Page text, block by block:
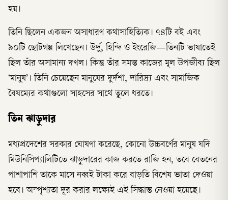
হয়।
তিনি ছিলেন একজন অসাধারণ কথাসাহিত্যিক। ৭৪টি বই এবং
৯০টি ছোটগল্প লিখেছেন। উর্দু, হিন্দি ও ইংরেজি—তিনটি ভাষাতেই
ছিল তাঁর অসামান্য দখল। কিন্তু তাঁর সমস্ত কাজের মূল উপজীব্য ছিল
‘মানুষ’। তিনি চেয়েছেন মানুষের দুর্দশা, দারিদ্র্য এবং সামাজিক
বৈষম্যের কথাগুলো সাহসের সাথে তুলে ধরতে।
তিন ঝাড়ুদার
মধ্যপ্রদেশের সরকার ঘোষণা করেছে, কোনো উচ্চবর্ণের মানুষ যদি
মিউনিসিপ্যালিটিতে ঝাড়ুদারের কাজ করতে রাজি হন, তবে বেতনের
পাশাপাশি তাকে মাসে নব্বই টাকা করে বাড়তি বিশেষ ভাতা দেওয়া
হবে। অস্পৃশ্যতা দূর করার লক্ষ্যেই এই সিদ্ধান্ত নেওয়া হয়েছে।